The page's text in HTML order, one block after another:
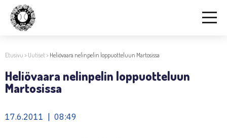
Etusivu > Uutiset> Heliövaara nelinpelin loppuotteluun Martosissa
Heliövaara nelinpelin loppuotteluun
Martosissa
17.6.2011 | 08:49